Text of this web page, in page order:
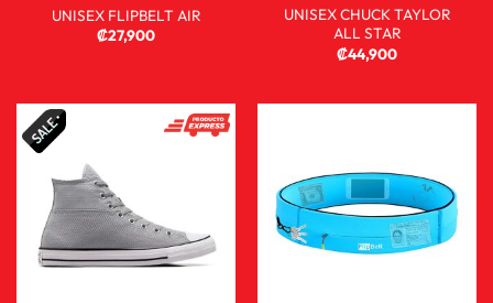
UNISEX FLIPBELT AIR
₡27,900
UNISEX CHUCK TAYLOR
ALL STAR
₡44,900